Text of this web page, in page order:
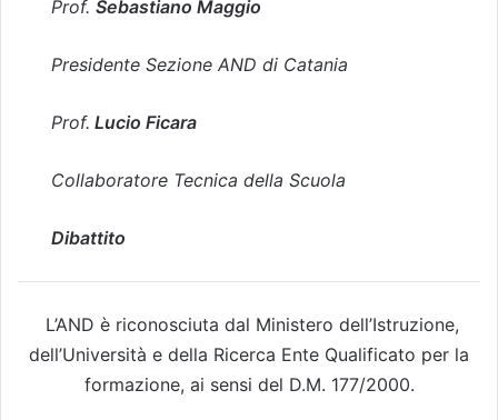
Prof. Sebastiano Maggio
Presidente Sezione AND di Catania
Prof. Lucio Ficara
Collaboratore Tecnica della Scuola
Dibattito
L’AND è riconosciuta dal Ministero dell’Istruzione,
dell’Università e della Ricerca Ente Qualificato per la
formazione, ai sensi del D.M. 177/2000.